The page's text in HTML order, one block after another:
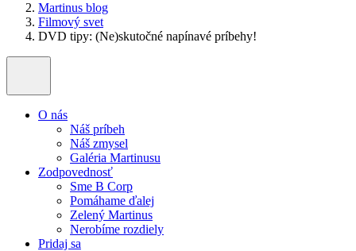
Martinus blog
Filmový svet
DVD tipy: (Ne)skutočné napínavé príbehy!
O nás
Náš príbeh
Náš zmysel
Galéria Martinusu
Zodpovednosť
Sme B Corp
Pomáhame ďalej
Zelený Martinus
Nerobíme rozdiely
Pridaj sa